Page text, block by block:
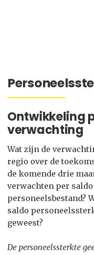
Ontwikkeling
verwachting
Wat zijn de
regio over de
de komende drie
verwachten per
personeelsbestand?
saldo
geweest?
De personeelssterkte